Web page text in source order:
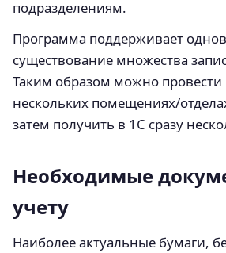
подразделениям.
Программа поддерживает
существование множества
Таким образом можно провести
нескольких помещениях/
затем получить в 1С сразу
Необходимые
учету
Наиболее актуальные бумаги,